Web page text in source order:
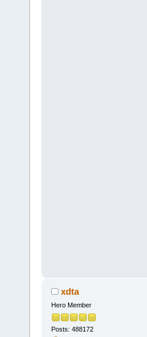
xdta
Hero Member
Posts: 488172